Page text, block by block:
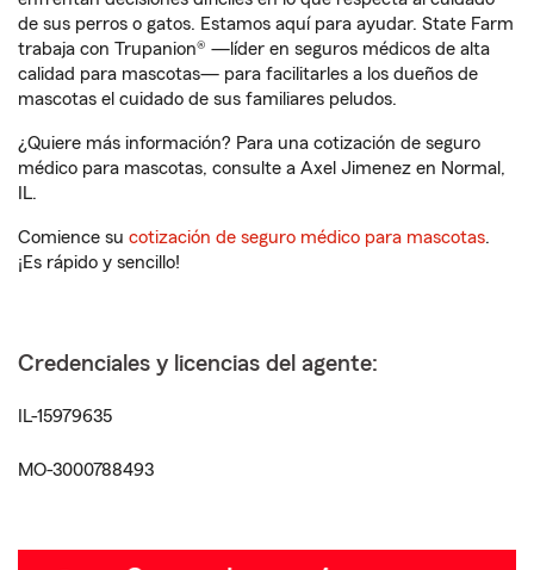
de sus perros o gatos. Estamos aquí para ayudar. State Farm
trabaja con Trupanion® —líder en seguros médicos de alta
calidad para mascotas— para facilitarles a los dueños de
mascotas el cuidado de sus familiares peludos.
¿Quiere más información? Para una cotización de seguro
médico para mascotas, consulte a Axel Jimenez en Normal,
IL.
Comience su cotización de seguro médico para mascotas.
¡Es rápido y sencillo!
Credenciales y licencias del agente:
IL-15979635
MO-3000788493